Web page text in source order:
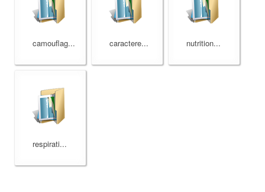
camouflag... caractere... nutrition...
respirati...